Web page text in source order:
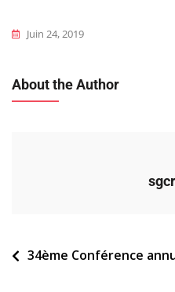
Juin 24, 2019
About the Author
Navigation
34ème Conférence